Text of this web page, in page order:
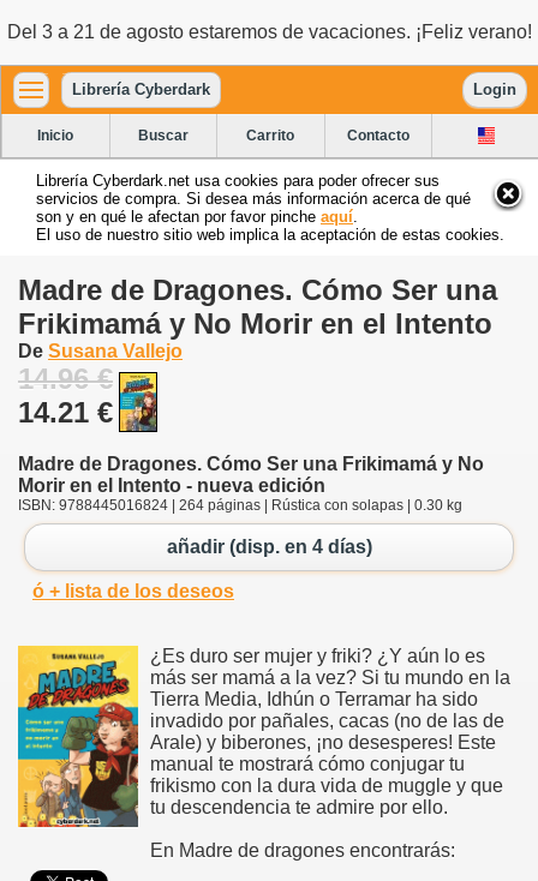
Del 3 a 21 de agosto estaremos de vacaciones. ¡Feliz verano!
Librería Cyberdark Login
Inicio Buscar Carrito Contacto
Librería Cyberdark.net usa cookies para poder ofrecer sus
servicios de compra. Si desea más información acerca de qué
son y en qué le afectan por favor pinche aquí
El uso de nuestro sitio web implica la aceptación de estas cookies.
Madre de Dragones. Cómo Ser una
Frikimamá y No Morir en el Intento
De Susana Vallejo
14.96 €
14.21 €
Madre de Dragones. Cómo Ser una Frikimamá y No
Morir en el Intento - nueva edición
ISBN: 9788445016824 | 264 páginas | Rústica con solapas | 0.30 kg
añadir (disp. en 4 días)
ó + lista de los deseos
¿Es duro ser mujer y friki? ¿Y aún lo es
más ser mamá a la vez? Si tu mundo en la
Tierra Media, Idhún o Terramar ha sido
invadido por pañales, cacas (no de las de
Arale) y biberones, ¡no desesperes! Este
manual te mostrará cómo conjugar tu
frikismo con la dura vida de muggle y que
tu descendencia te admire por ello.
En Madre de dragones encontrarás: